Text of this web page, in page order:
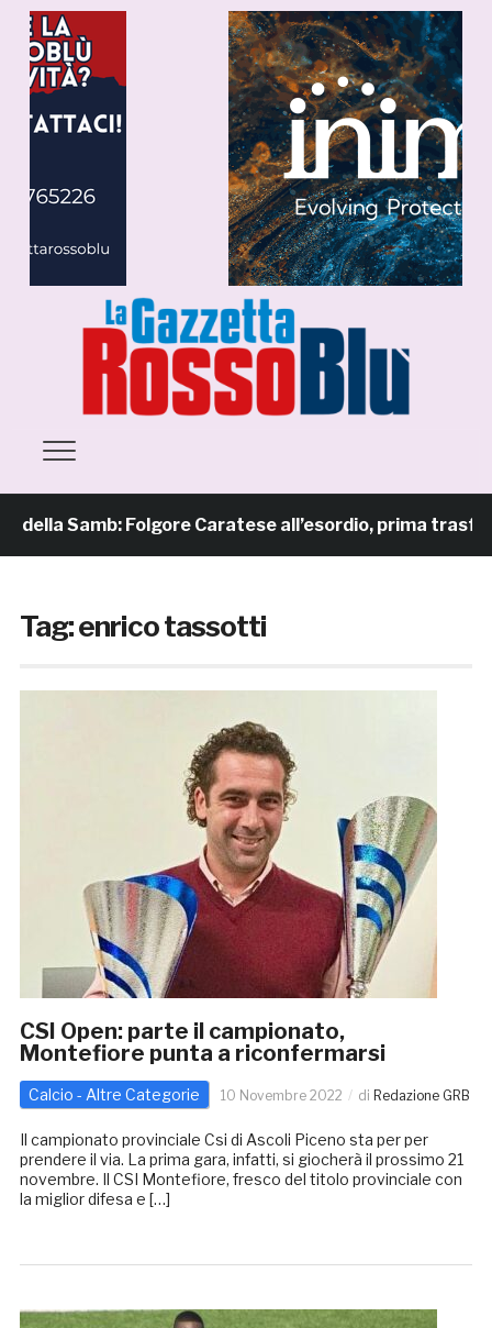
Folgore Caratese all’esordio, prima trasferta a
Tag:enrico tassotti
CSI Open: parte il campionato,
Montefiore punta a riconfermarsi
Calcio - Altre Categorie 10 Novembre 2022 di Redazione GRB
Il campionato provinciale Csi di Ascoli Piceno sta per per
prendere il via. La prima gara, infatti, si giocherà il prossimo 21
novembre. Il CSI Montefiore, fresco del titolo provinciale con
la miglior difesa e […]